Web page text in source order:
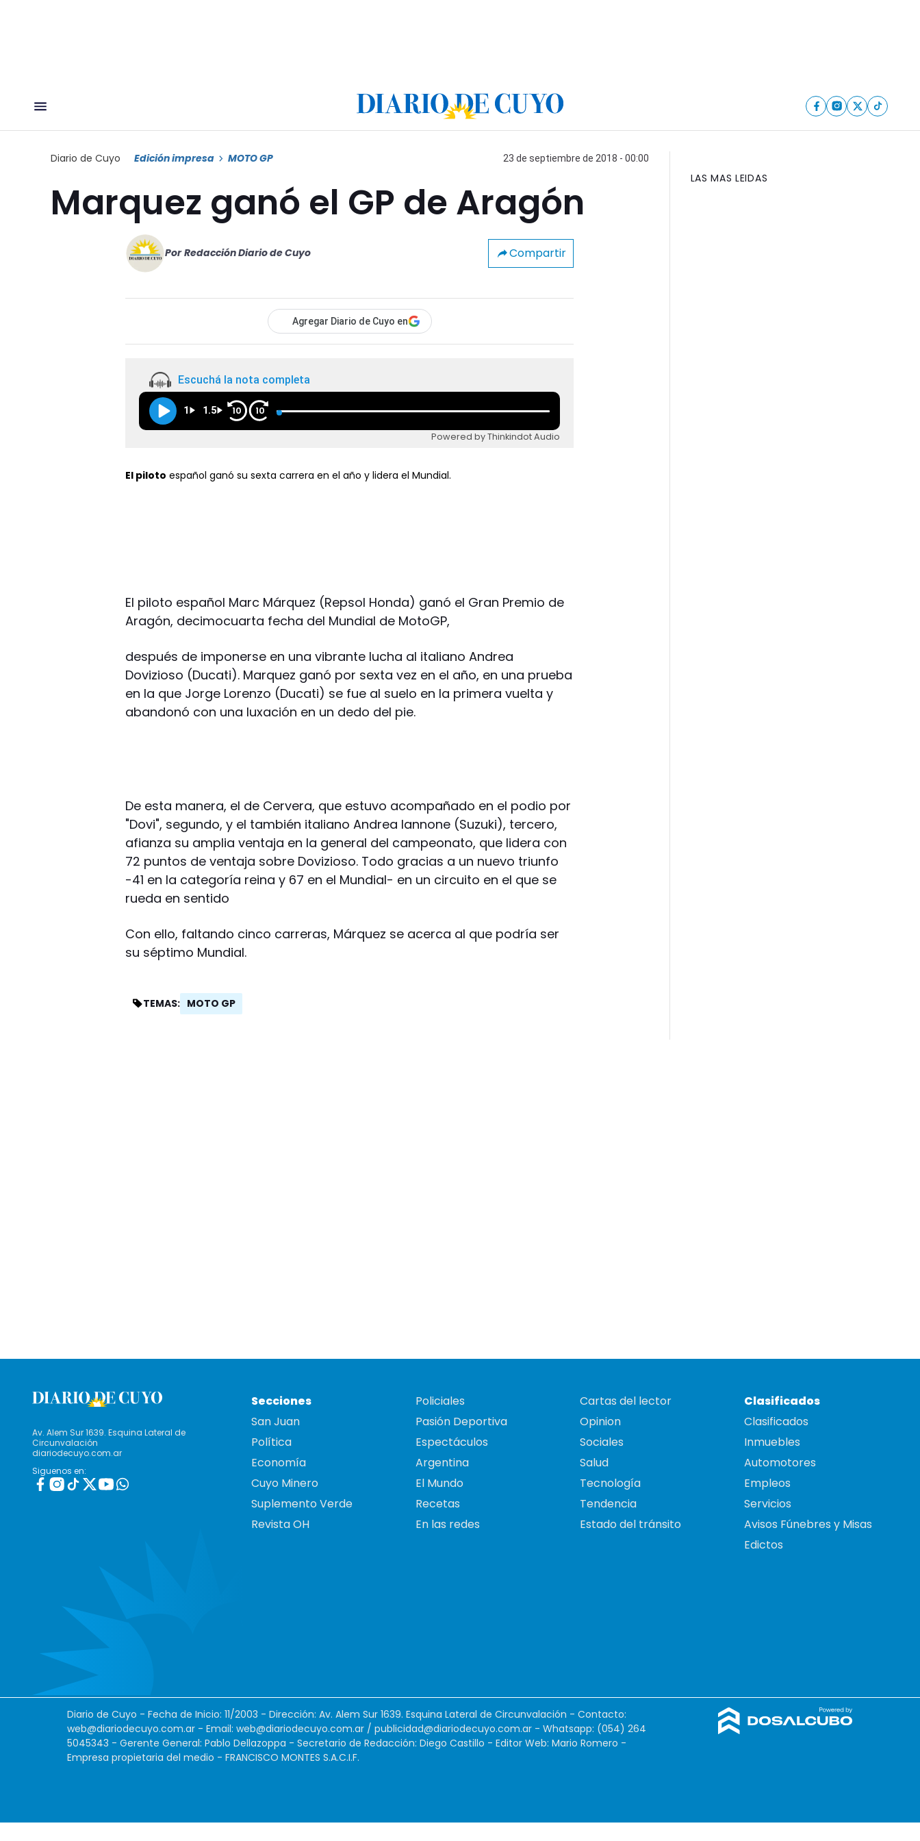
Diario de Cuyo Edición impresa MOTO GP 23 de septiembre de 2018 - 00:00
Marquez ganó el GP de Aragón
Por Redacción Diario de Cuyo Compartir
Agregar Diario de Cuyo en
Escuchá la nota completa
1 1.5 10 10
Powered by Thinkindot Audio
El piloto español ganó su sexta carrera en el año y lidera el Mundial.
El piloto español Marc Márquez (Repsol Honda) ganó el Gran Premio de
Aragón, decimocuarta fecha del Mundial de MotoGP,
después de imponerse en una vibrante lucha al italiano Andrea
Dovizioso (Ducati). Marquez ganó por sexta vez en el año, en una prueba
en la que Jorge Lorenzo (Ducati) se fue al suelo en la primera vuelta y
abandonó con una luxación en un dedo del pie.
De esta manera, el de Cervera, que estuvo acompañado en el podio por
"Dovi", segundo, y el también italiano Andrea Iannone (Suzuki), tercero,
afianza su amplia ventaja en la general del campeonato, que lidera con
72 puntos de ventaja sobre Dovizioso. Todo gracias a un nuevo triunfo
-41 en la categoría reina y 67 en el Mundial- en un circuito en el que se
rueda en sentido
Con ello, faltando cinco carreras, Márquez se acerca al que podría ser
su séptimo Mundial.
TEMAS: MOTO GP
LAS MAS LEIDAS
Av. Alem Sur 1639. Esquina Lateral de
Circunvalación
diariodecuyo.com.ar
Siguenos en:
Secciones
San Juan
Política
Economía
Cuyo Minero
Suplemento Verde
Revista OH
Policiales
Pasión Deportiva
Espectáculos
Argentina
El Mundo
Recetas
En las redes
Cartas del lector
Opinion
Sociales
Salud
Tecnología
Tendencia
Estado del tránsito
Clasificados
Clasificados
Inmuebles
Automotores
Empleos
Servicios
Avisos Fúnebres y Misas
Edictos
Diario de Cuyo - Fecha de Inicio: 11/2003 - Dirección: Av. Alem Sur 1639. Esquina Lateral de Circunvalación - Contacto:
web@diariodecuyo.com.ar - Email: web@diariodecuyo.com.ar / publicidad@diariodecuyo.com.ar - Whatsapp: (054) 264
5045343 - Gerente General: Pablo Dellazoppa - Secretario de Redacción: Diego Castillo - Editor Web: Mario Romero -
Empresa propietaria del medio - FRANCISCO MONTES S.A.C.I.F.